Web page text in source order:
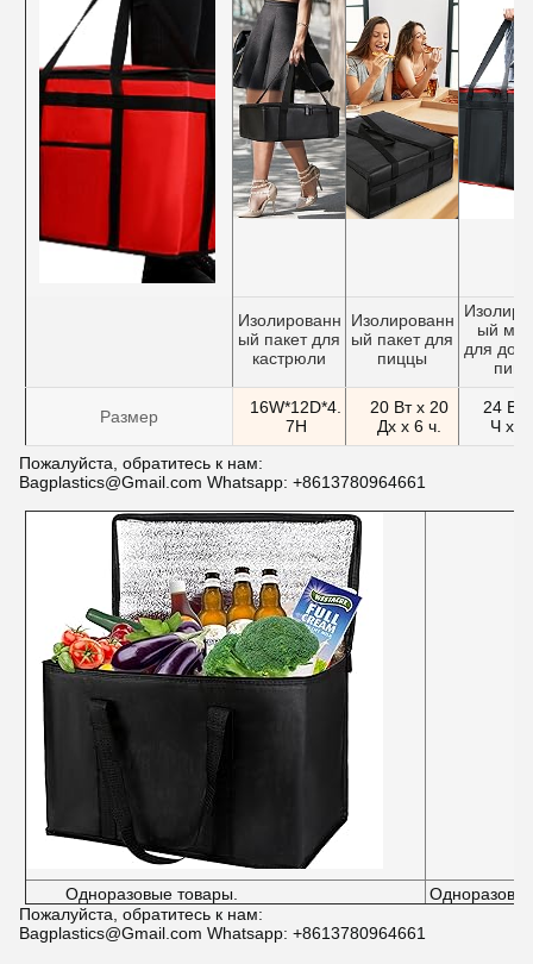
Изолированн
ый пакет для
кастрюли
Изолированн
ый пакет для
пиццы
ый
для
Размер
16W*12D*4.
7H
20 Вт х 20
Дх х 6 ч.
24 Вт
Ч х
Пожалуйста, обратитесь к нам:
Bagplastics@Gmail.com Whatsapp: +8613780964661
Одноразовые товары.
Пожалуйста, обратитесь к нам:
Bagplastics@Gmail.com Whatsapp: +8613780964661